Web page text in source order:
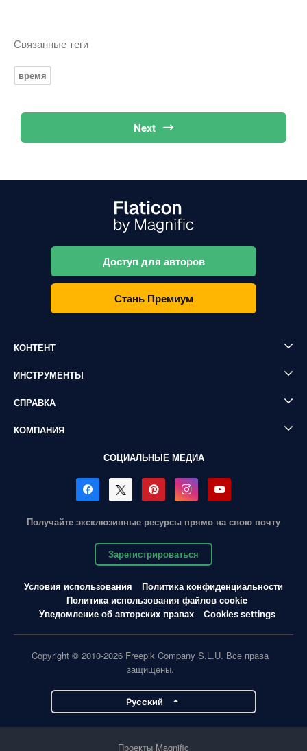
Связанные теги
время
Next
Доступ для авторов
Стань Премиум
КОНТЕНТ
ИНСТРУМЕНТЫ
СПРАВКА
КОМПАНИЯ
СОЦИАЛЬНЫЕ МЕДИА
Получайте эксклюзивные ресурсы прямо на свою почту
Зарегистрироваться
Условия использования
Политика конфиденциальности
Политика использования файлов cookie
Уведомление об авторских правах
Cookies settings
Copyright © 2010-2026 Freepik Company S.L.U. Все права
защищены.
Pусский
Проекты Magnific